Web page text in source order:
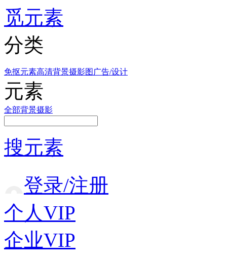
觅元素
分类
免抠元素高清背景摄影图 广告/设计
元素
全部背景摄影
搜元素
登录/注册
个人VIP
企业VIP